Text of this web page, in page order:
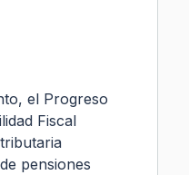
el Progreso
Fiscal
pensiones